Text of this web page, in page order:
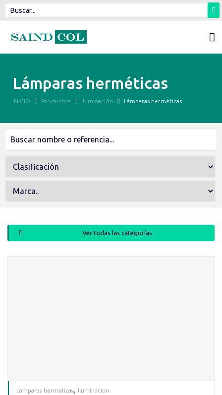
Lámparas herméticas
INICIO Productos Iluminación Lámparas herméticas
Ver todas las categorías
Lámparas herméticas, Iluminación